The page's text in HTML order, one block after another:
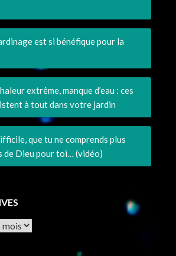
est si bénéfique pour la
extrême, manque d’eau : ces
à tout dans votre jardin
que tu ne comprends plus
de Dieu pour toi… (vidéo)